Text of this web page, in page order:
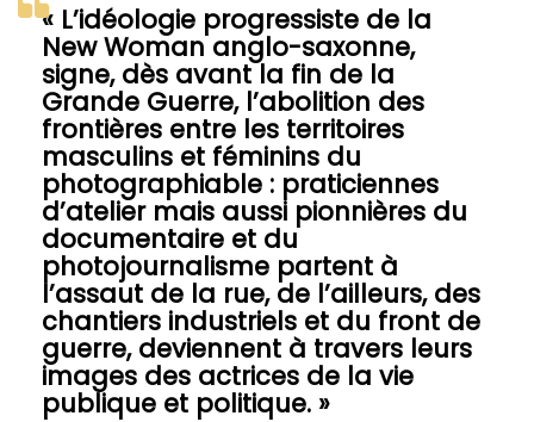
« L’idéologie progressiste de la
New Woman anglo-saxonne,
signe, dès avant la fin de la
Grande Guerre, l’abolition des
frontières entre les territoires
masculins et féminins du
photographiable : praticiennes
d’atelier mais aussi pionnières du
documentaire et du
photojournalisme partent à
l’assaut de la rue, de l’ailleurs, des
chantiers industriels et du front de
guerre, deviennent à travers leurs
images des actrices de la vie
publique et politique. »